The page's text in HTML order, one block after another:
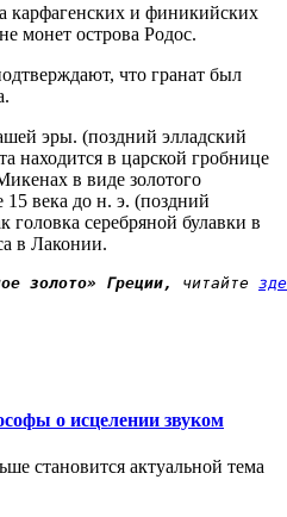
карфагенских и финикийских
монет острова Родос.
что гранат был
эры. (поздний элладский
находится в царской гробнице
в виде золотого
века до н. э. (поздний
головка серебряной булавки в
в Лаконии.
золото» Греции, читайте
о исцелении звуком
становится актуальной тема